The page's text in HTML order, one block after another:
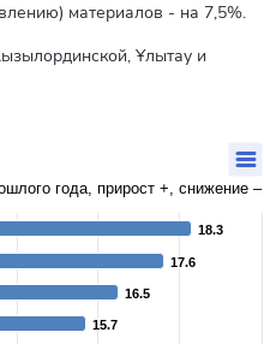
материалов - на 7,5%.
Ұлытау и
к соответствующему периоду прошлого года, прирост +, снижение –
18.3
18.3
17.6
17.6
16.5
16.5
15.7
15.7